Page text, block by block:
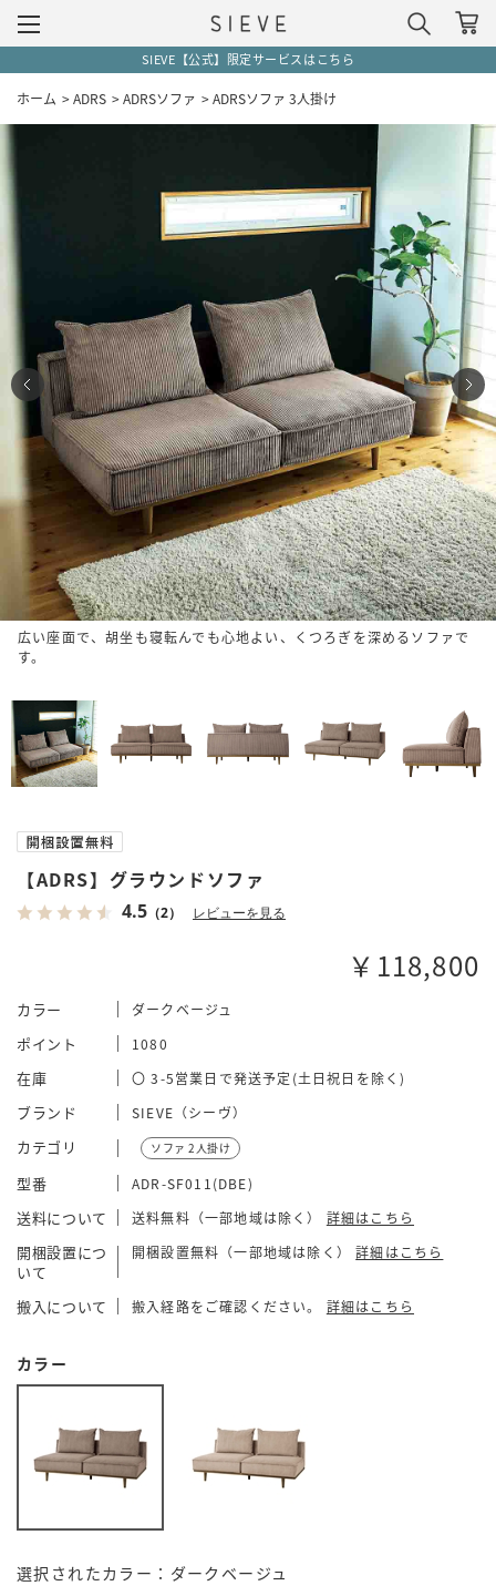
SIEVE【公式】限定サービスはこちら
ホーム >ADRS >ADRSソファ >ADRSソファ 3人掛け
広い座面で、胡坐も寝転んでも心地よい、くつろぎを深めるソファで
す。
【ADRS】グラウンドソファ
4.5 （2） レビューを見る
￥118,800
カラー ダークベージュ
ポイント 1080
在庫 〇 3-5営業日で発送予定(土日祝日を除く)
ブランド SIEVE（シーヴ）
カテゴリ ソファ 2人掛け
型番 ADR-SF011(DBE)
送料について 送料無料（一部地域は除く） 詳細はこちら
開梱設置につ
いて
開梱設置無料（一部地域は除く）詳細はこちら
搬入について 搬入経路をご確認ください。 詳細はこちら
カラー
選択されたカラー：ダークベージュ